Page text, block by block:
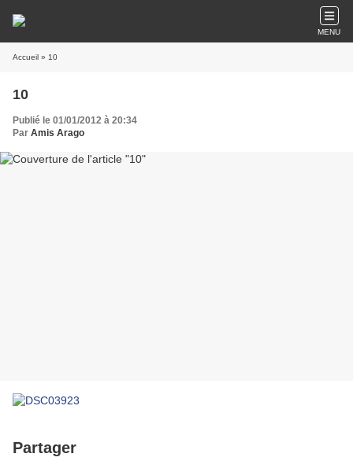
MENU
Accueil » 10
10
Publié le 01/01/2012 à 20:34
Par Amis Arago
Partager